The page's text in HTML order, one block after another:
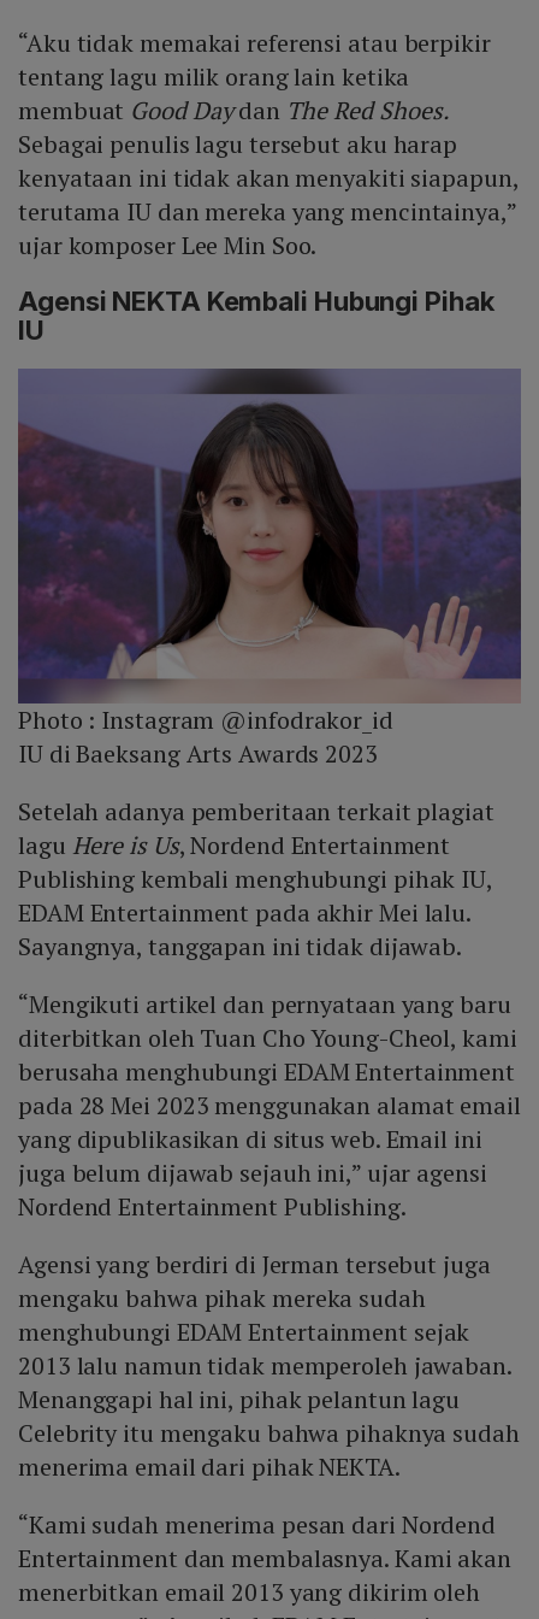
“Aku tidak memakai referensi atau berpikir
tentang lagu milik orang lain ketika
membuat Good Daydan The Red Shoes.
Sebagai penulis lagu tersebut aku harap
kenyataan ini tidak akan menyakiti siapapun,
terutama IU dan mereka yang mencintainya,”
ujar komposer Lee Min Soo.
Agensi NEKTA Kembali Hubungi Pihak
IU
Photo : Instagram @infodrakor_id
IU di Baeksang Arts Awards 2023
Setelah adanya pemberitaan terkait plagiat
lagu Here is Us, Nordend Entertainment
Publishing kembali menghubungi pihak IU,
EDAM Entertainment pada akhir Mei lalu.
Sayangnya, tanggapan ini tidak dijawab.
“Mengikuti artikel dan pernyataan yang baru
diterbitkan oleh Tuan Cho Young-Cheol, kami
berusaha menghubungi EDAM Entertainment
pada 28 Mei 2023 menggunakan alamat email
yang dipublikasikan di situs web. Email ini
juga belum dijawab sejauh ini,” ujar agensi
Nordend Entertainment Publishing.
Agensi yang berdiri di Jerman tersebut juga
mengaku bahwa pihak mereka sudah
menghubungi EDAM Entertainment sejak
2013 lalu namun tidak memperoleh jawaban.
Menanggapi hal ini, pihak pelantun lagu
Celebrity itu mengaku bahwa pihaknya sudah
menerima email dari pihak NEKTA.
“Kami sudah menerima pesan dari Nordend
Entertainment dan membalasnya. Kami akan
menerbitkan email 2013 yang dikirim oleh